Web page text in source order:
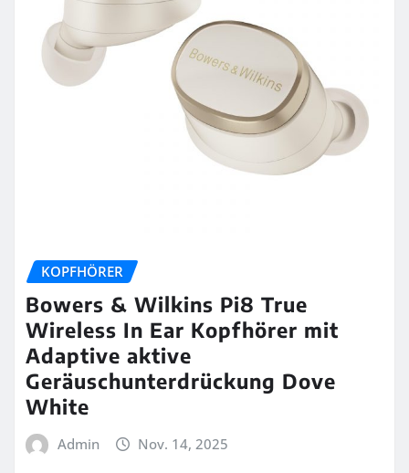
KOPFHÖRER
Bowers & Wilkins Pi8 True
Wireless In Ear Kopfhörer mit
Adaptive aktive
Geräuschunterdrückung Dove
White
Admin Nov. 14, 2025